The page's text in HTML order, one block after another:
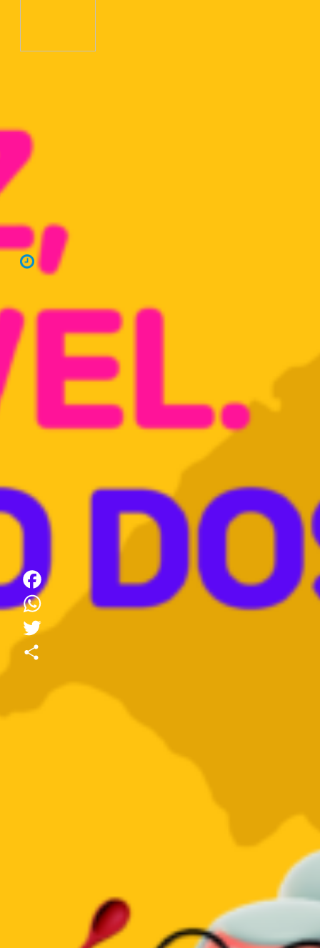
image (6)
Foto: PIB do Brasil cresce 3,4% em 2024 | Foto: Marcos Santos /
USP Imagens / CP
7 de março de 2025
Facebook
WhatsApp
Twitter